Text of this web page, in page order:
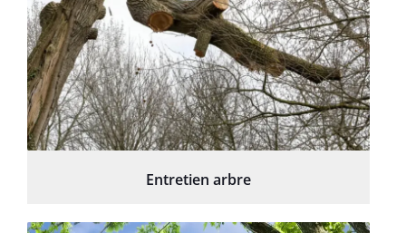
Entretien arbre